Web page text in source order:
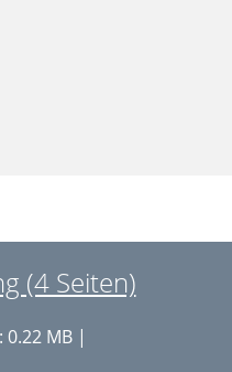
(4 Seiten)
0.22 MB |